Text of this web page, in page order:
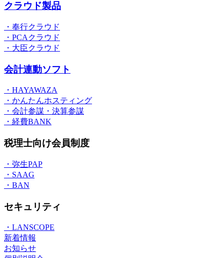
クラウド製品
・奉行クラウド
・PCAクラウド
・大臣クラウド
会計連動ソフト
・HAYAWAZA
・かんたんホスティング
・会計参謀・決算参謀
・経費BANK
税理士向け会員制度
・弥生PAP
・SAAG
・BAN
セキュリティ
・LANSCOPE
新着情報
お知らせ